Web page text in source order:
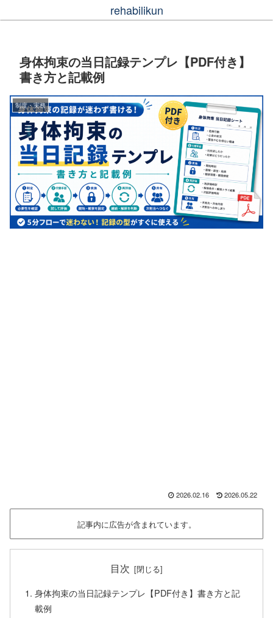
rehabilikun
身体拘束の当日記録テンプレ【PDF付き】
書き方と記載例
制度・実務
2026.02.16 2026.05.22
記事内に広告が含まれています。
目次
身体拘束の当日記録テンプレ【PDF付き】書き方と記
載例